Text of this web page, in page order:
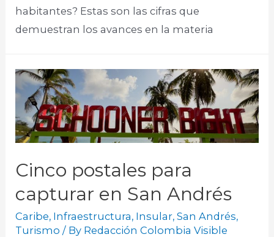
habitantes? Estas son las cifras que
demuestran los avances en la materia​
Cinco postales para
capturar en San Andrés
Caribe, Infraestructura, Insular,San Andrés,
Turismo / By Redacción Colombia Visible